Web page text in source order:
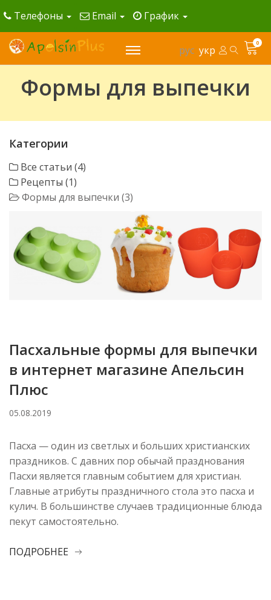
Телефоны Email График
рус укр
0
Формы для выпечки
Категории
Все статьи (4)
Рецепты (1)
Формы для выпечки (3)
Пасхальные формы для выпечки
в интернет магазине Апельсин
Плюс
05.08.2019
Пасха — один из светлых и больших христианских
праздников. С давних пор обычай празднования
Пасхи является главным событием для христиан.
Главные атрибуты праздничного стола это пасха и
кулич. В большинстве случаев традиционные блюда
пекут самостоятельно.
ПОДРОБНЕЕ